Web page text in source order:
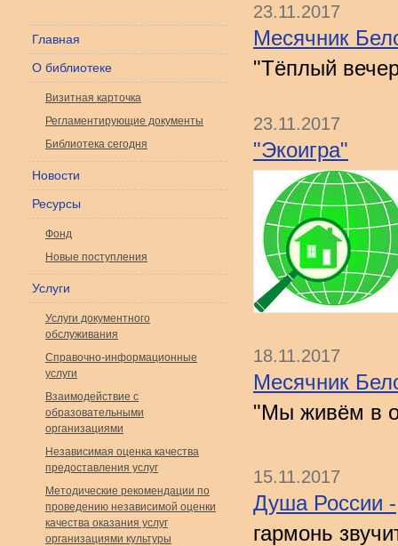
Главная
О библиотеке
Визитная карточка
Регламентирующие документы
Библиотека сегодня
Новости
Ресурсы
Фонд
Новые поступления
Услуги
Услуги документного
обслуживания
Справочно-информационные
услуги
Взаимодействие с
образовательными
организациями
Независимая оценка качества
предоставления услуг
Методические рекомендации по
проведению независимой оценки
качества оказания услуг
организациями культуры
23.11.2017
Месячник
"Тёплый
23.11.2017
"Экоигра"
18.11.2017
Месячник
"Мы живём в
15.11.2017
Душа России -
гармонь